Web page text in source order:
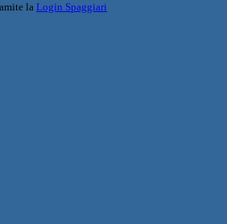
la Login Spaggiari